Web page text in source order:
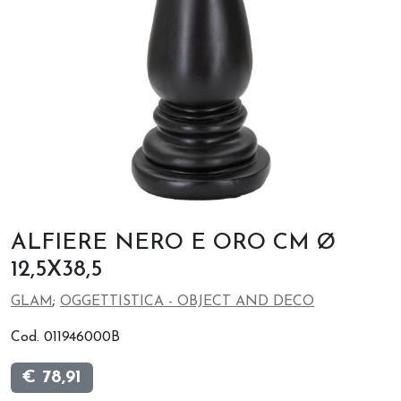
ALFIERE NERO E ORO CM Ø
12,5X38,5
GLAM; OGGETTISTICA - OBJECT AND DECO
Cod. 011946000B
€ 78,91